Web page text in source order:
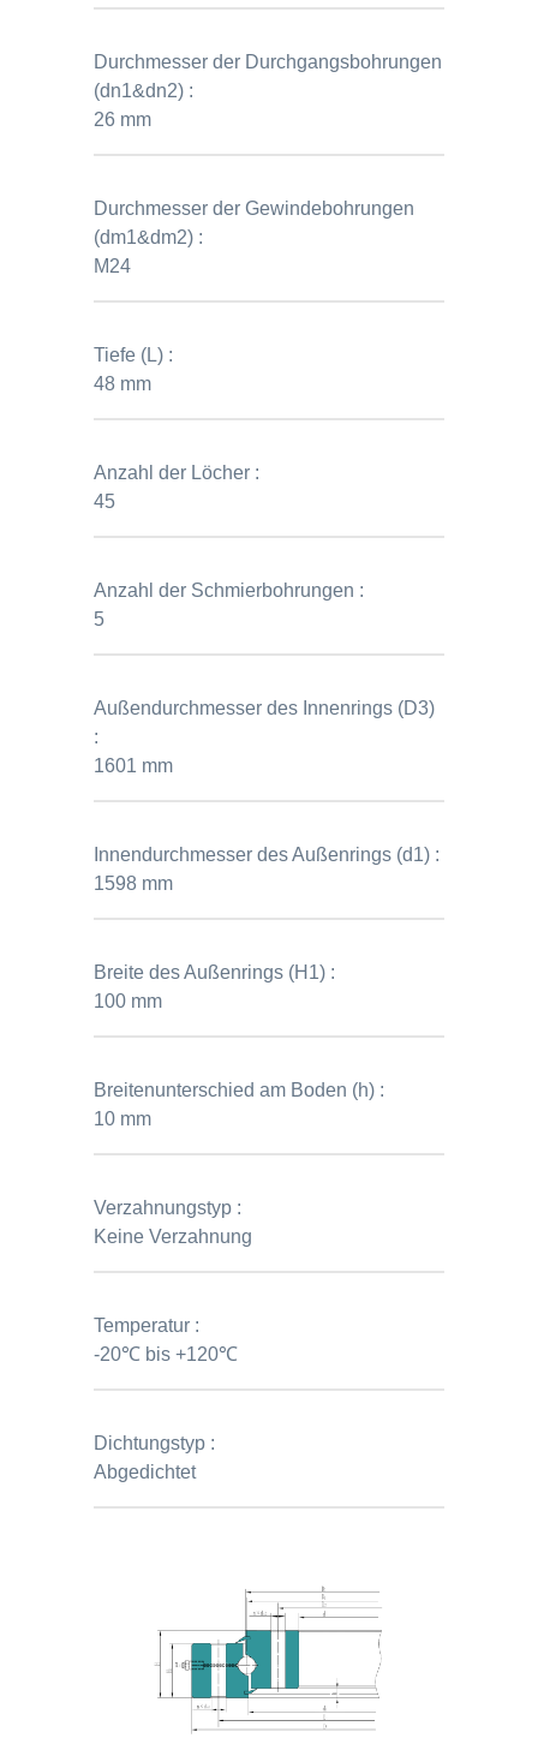
Durchmesser der Durchgangsbohrungen
(dn1&dn2) :
26 mm
Durchmesser der Gewindebohrungen
(dm1&dm2) :
M24
Tiefe (L) :
48 mm
Anzahl der Löcher :
45
Anzahl der Schmierbohrungen :
5
Außendurchmesser des Innenrings (D3)
:
1601 mm
Innendurchmesser des Außenrings (d1) :
1598 mm
Breite des Außenrings (H1) :
100 mm
Breitenunterschied am Boden (h) :
10 mm
Verzahnungstyp :
Keine Verzahnung
Temperatur :
-20℃ bis +120℃
Dichtungstyp :
Abgedichtet